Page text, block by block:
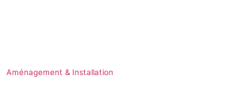
Aménagement & Installation